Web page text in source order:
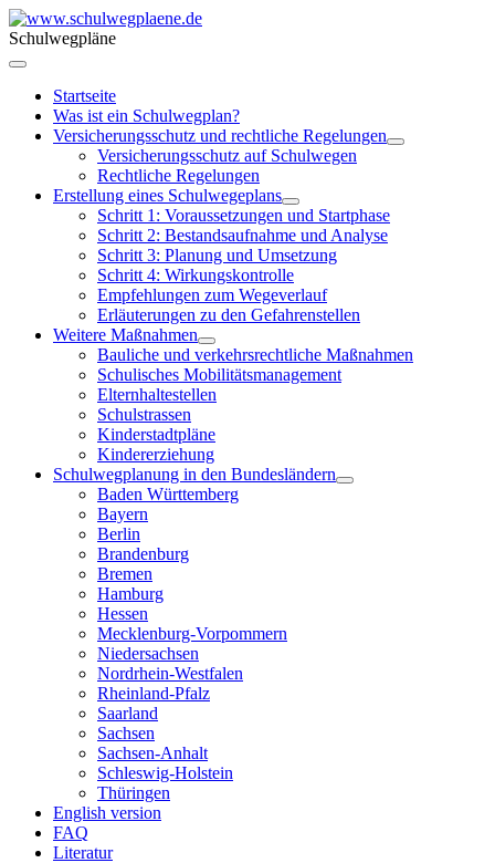
Schulwegpläne
Startseite
Was ist ein Schulwegplan?
Versicherungsschutz und rechtliche Regelungen
Versicherungsschutz auf Schulwegen
Rechtliche Regelungen
Erstellung eines Schulwegeplans
Schritt 1: Voraussetzungen und Startphase
Schritt 2: Bestandsaufnahme und Analyse
Schritt 3: Planung und Umsetzung
Schritt 4: Wirkungskontrolle
Empfehlungen zum Wegeverlauf
Erläuterungen zu den Gefahrenstellen
Weitere Maßnahmen
Bauliche und verkehrsrechtliche Maßnahmen
Schulisches Mobilitätsmanagement
Elternhaltestellen
Schulstrassen
Kinderstadtpläne
Kindererziehung
Schulwegplanung in den Bundesländern
Baden Württemberg
Bayern
Berlin
Brandenburg
Bremen
Hamburg
Hessen
Mecklenburg-Vorpommern
Niedersachsen
Nordrhein-Westfalen
Rheinland-Pfalz
Saarland
Sachsen
Sachsen-Anhalt
Schleswig-Holstein
Thüringen
English version
FAQ
Literatur